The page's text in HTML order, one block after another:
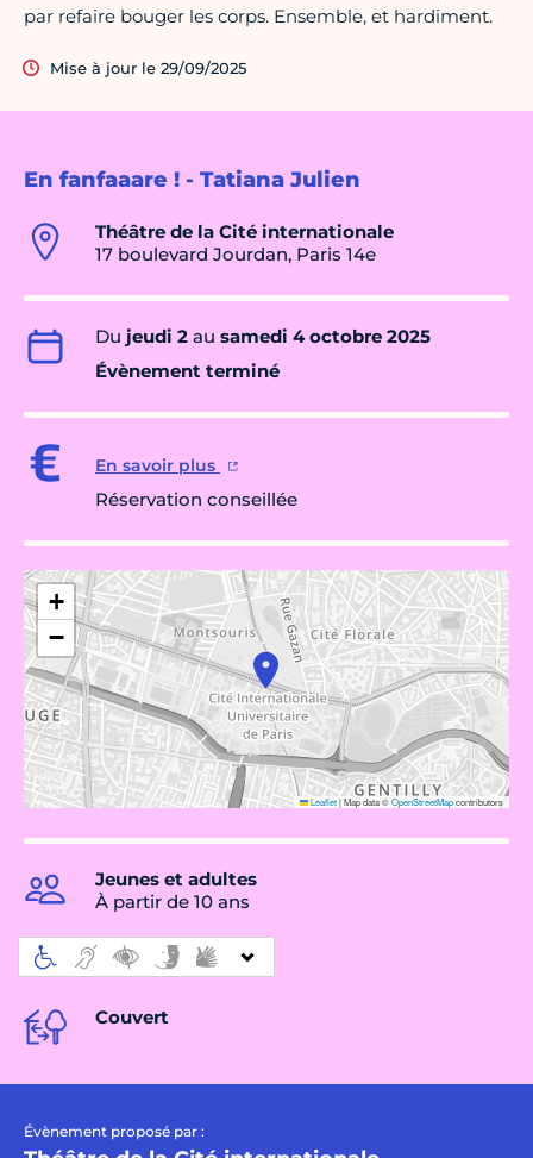
En fanfaaare ! - Tatiana Julien
Théâtre de la Cité internationale
17 boulevard Jourdan, Paris 14e
Du jeudi 2 au samedi 4 octobre 2025
Évènement terminé
En savoir plus
Réservation conseillée
+
−
Leaflet|Map data ©OpenStreetMapcontributors
Jeunes et adultes
À partir de 10 ans
Couvert
Évènement proposé par :
par refaire bouger les corps. Ensemble, et hardiment.
Mise à jour le 29/09/2025